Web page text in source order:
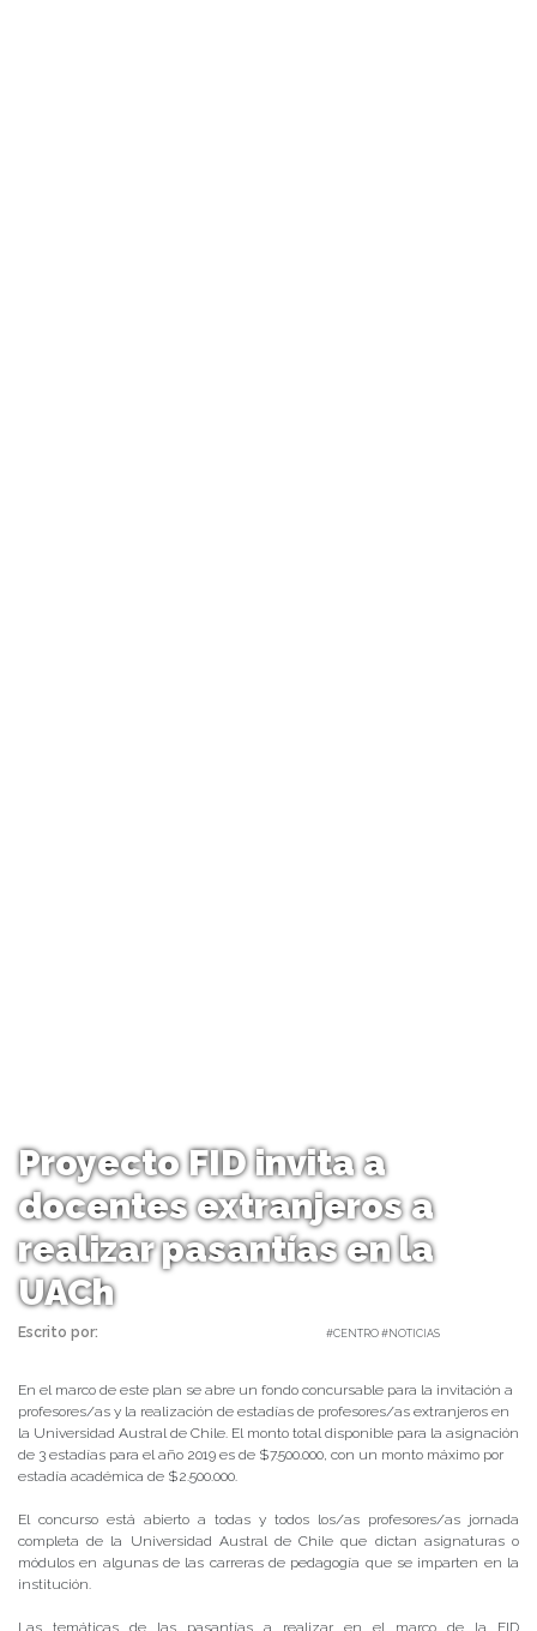
Proyecto FID invita a
docentes extranjeros a
realizar pasantías en la
UACh
Escrito por: #CENTRO #NOTICIAS
En el marco de este plan se abre un fondo concursable para la invitación a
profesores/as y la realización de estadías de profesores/as extranjeros en
la Universidad Austral de Chile. El monto total disponible para la asignación
de 3 estadías para el año 2019 es de $7.500.000, con un monto máximo por
estadía académica de $2.500.000.
El concurso está abierto a todas y todos los/as profesores/as jornada
completa de la Universidad Austral de Chile que dictan asignaturas o
módulos en algunas de las carreras de pedagogía que se imparten en la
institución.
Las temáticas de las pasantías a realizar en el marco de la FID